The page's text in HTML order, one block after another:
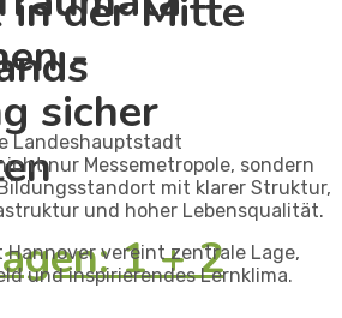
-
sicher
1 + 2
der Mitte
Landeshauptstadt
nur Messemetropole, sondern
mit klarer Struktur,
und hoher Lebensqualität.
Hannover vereint zentrale Lage,
und inspirierendes Lernklima.​